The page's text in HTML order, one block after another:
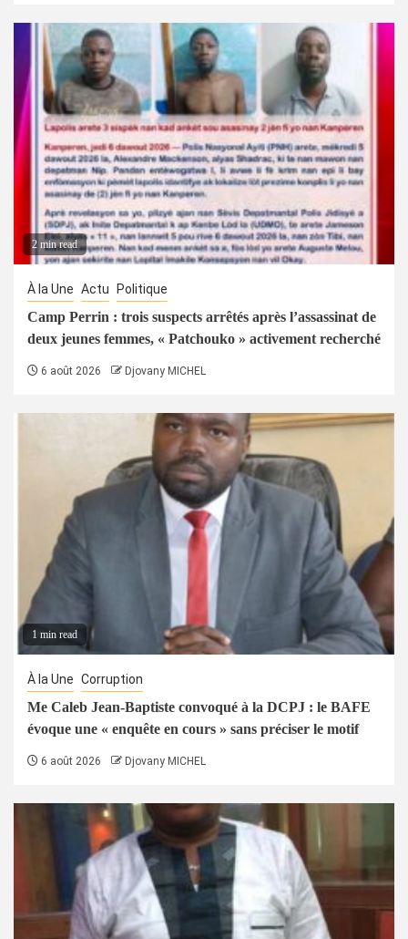
2 min read
À la Une Actu Politique
Camp Perrin : trois suspects arrêtés après l’assassinat de
deux jeunes femmes, « Patchouko » activement recherché
6 août 2026 Djovany MICHEL
1 min read
À la Une Corruption
Me Caleb Jean-Baptiste convoqué à la DCPJ : le BAFE
évoque une « enquête en cours » sans préciser le motif
6 août 2026 Djovany MICHEL